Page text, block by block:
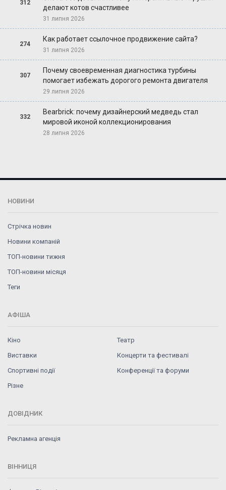
312
делают котов счастливее
31 липня 2026
274
Как работает ссылочное продвижение сайта?
31 липня 2026
307
Почему своевременная диагностика турбины
помогает избежать дорогого ремонта двигателя
29 липня 2026
332
Bearbrick: почему дизайнерский медведь стал
мировой иконой коллекционирования
28 липня 2026
НОВИНИ
Стрічка новин
Новини компаній
ТОП-новини тижня
ТОП-новини місяця
Теги
АФІША
Кіно
Театр
Виставки
Концерти та фестивалі
Спортивні події
Конференції та форуми
Різне
ДОВІДНИК
Рекламна агенція
ВІННИЦЯ